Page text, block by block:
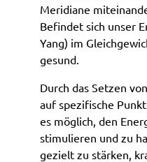
Meridiane
Befindet sich unser
Yang) im
gesund.
Durch das Setzen
auf spezifische
es möglich, den
stimulieren und zu
gezielt zu stärken,